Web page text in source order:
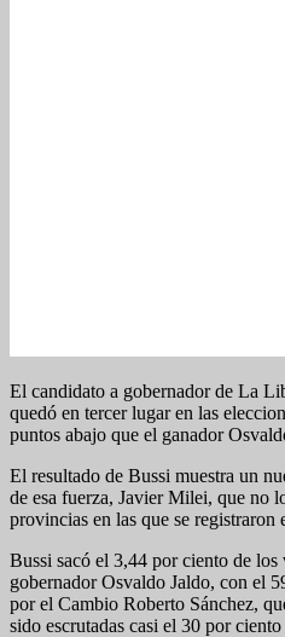
El candidato a gobernador de La
quedó en tercer lugar en las
puntos abajo que el ganador
El resultado de Bussi muestra un
de esa fuerza, Javier Milei, que no
provincias en las que se registraron
Bussi sacó el 3,44 por ciento de
gobernador Osvaldo Jaldo, con el
por el Cambio Roberto Sánchez,
sido escrutadas casi el 30 por ciento